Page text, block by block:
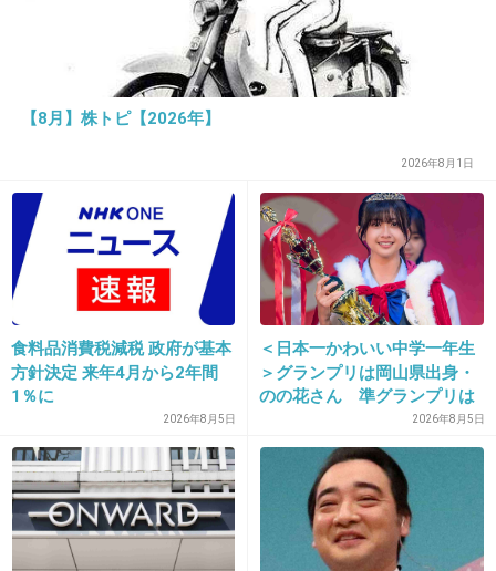
27. 匿名2019/12/30(月) 21:03:13
+1
2019/12/30(月) 21:04:34
>>10
クズだよねー
キャラなのかもだけどうざキャラよね。
+21
2019/12/30(月) 21:05:00
【8月】株トピ【2026年】
2026年8月1日
食料品消費税減税 政府が基本
方針決定 来年4月から2年間
1％に
2026年8月5日
＜日本一かわいい中学一年生
＞グランプリは岡山県出身・
のの花さん 準グランプリは
徳島県出身・つむぎさん2026年8月5日